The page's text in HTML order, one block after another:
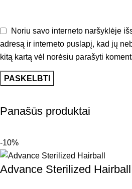
Noriu savo interneto naršyklėje
adresą ir interneto puslapį, kad jų
kitą kartą vėl norėsiu parašyti
Panašūs produktai
-10%
Advance Sterilized Hairball